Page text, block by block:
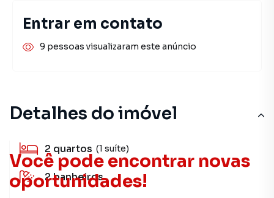
Você pode encontrar novas
oportunidades!
Detalhes do imóvel
2 quartos (1 suíte)
2banheiros
Entrar em contato
9 pessoas visualizaram este anúncio